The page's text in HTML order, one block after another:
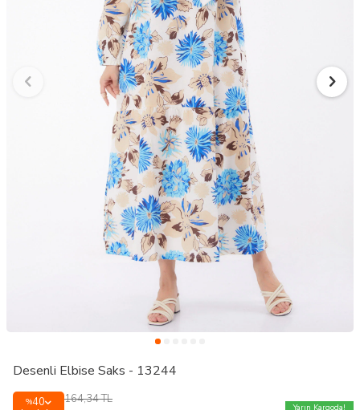
Desenli Elbise Saks - 13244
%40 164,34TL
Yarın Kargoda!